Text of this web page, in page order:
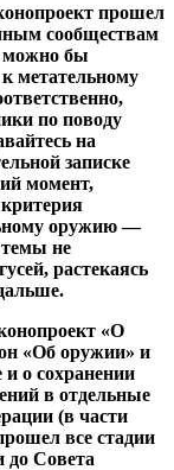
прошел
сообществам
можно бы
метательному
по поводу
на
записке
момент,
оружию —
темы не
растекаясь
«О
«Об оружии» и
и о сохранении
в отдельные
(в части
все стадии
до Совета